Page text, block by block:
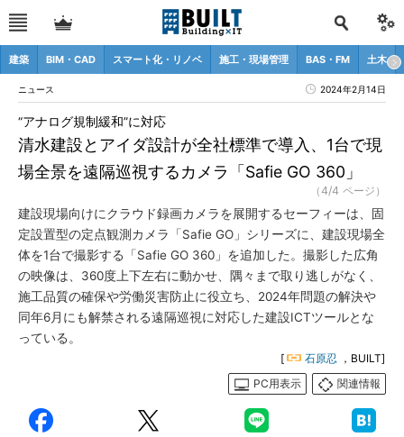
建築 BIM・CAD スマート化・リノベ 施工・現場管理 BAS・FM 土木
ニュース 2024年2月14日
清水建設とアイダ設計が全社標準で導入、1台で現
場全景を遠隔巡視するカメラ「Safie GO 360」
“アナログ規制緩和”に対応
（4/4 ページ）
建設現場向けにクラウド録画カメラを展開するセーフィーは、固
定設置型の定点観測カメラ「Safie GO」シリーズに、建設現場全
体を1台で撮影する「Safie GO 360」を追加した。撮影した広角
の映像は、360度上下左右に動かせ、隅々まで取り逃しがなく、
施工品質の確保や労働災害防止に役立ち、2024年問題の解決や
同年6月にも解禁される遠隔巡視に対応した建設ICTツールとな
っている。
[ 石原忍 ，BUILT]
PC用表示
関連情報